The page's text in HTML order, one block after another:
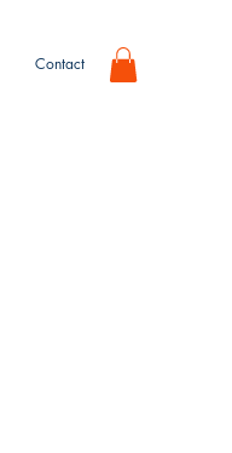
Contact